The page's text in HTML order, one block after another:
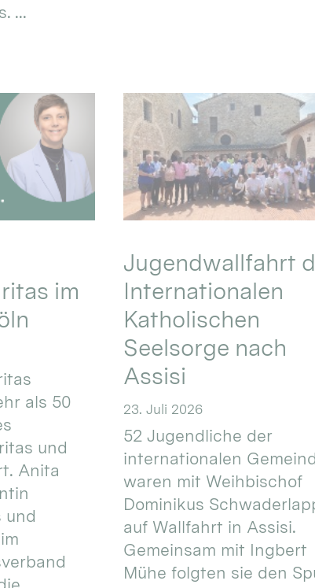
...
im
als 50
und
Anita
und
Jugendwallfahrt
Internationalen
Katholischen
Seelsorge nach
Assisi
23. Juli 2026
52 Jugendliche der
internationalen
waren mit Weihbischof
Dominikus
auf Wallfahrt in Assisi.
Gemeinsam mit Ingbert
Mühe folgten sie den